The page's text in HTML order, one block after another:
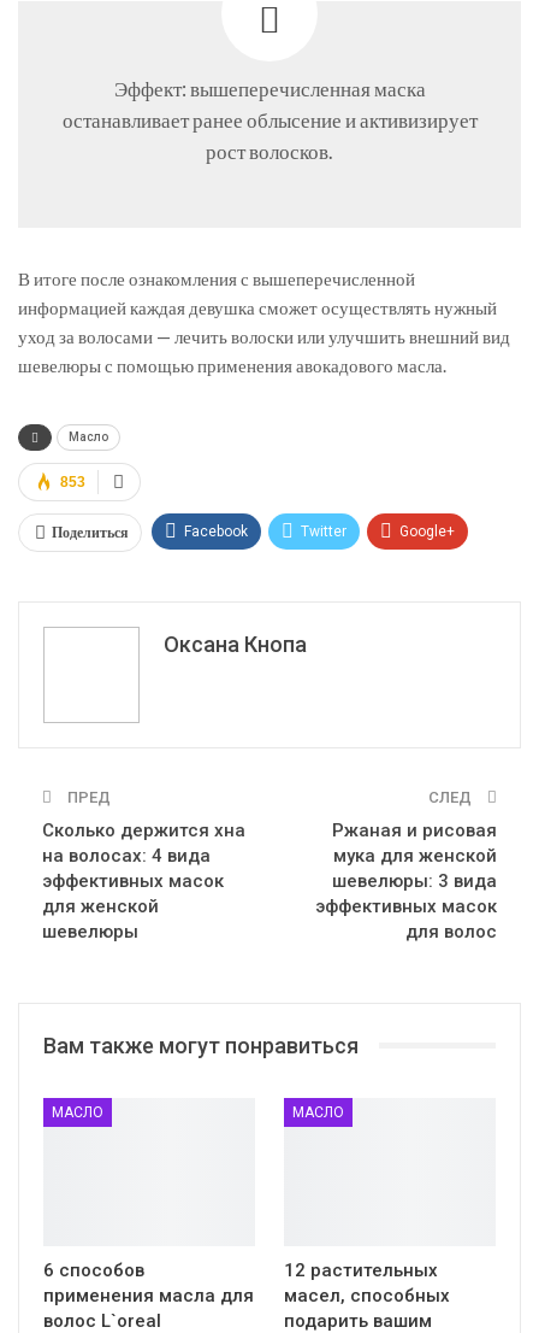
Эффект: вышеперечисленная маска
останавливает ранее облысение и активизирует
рост волосков.
В итоге после ознакомления с вышеперечисленной
информацией каждая девушка сможет осуществлять нужный
уход за волосами — лечить волоски или улучшить внешний вид
шевелюры с помощью применения авокадового масла.
Масло
853
Поделиться Facebook Twitter Google+
Оксана Кнопа
ПРЕД
Сколько держится хна
на волосах: 4 вида
эффективных масок
для женской
шевелюры
СЛЕД
Ржаная и рисовая
мука для женской
шевелюры: 3 вида
эффективных масок
для волос
Вам также могут понравиться
МАСЛО
6 способов
применения масла для
волос L`oreal
МАСЛО
12 растительных
масел, способных
подарить вашим